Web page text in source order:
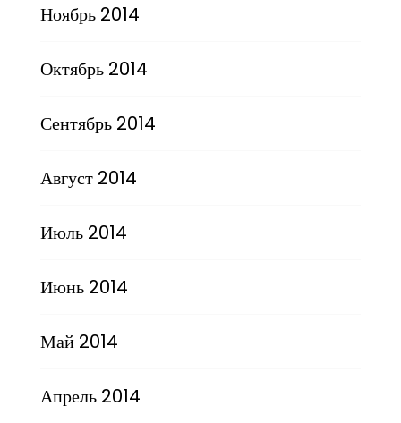
Ноябрь 2014
Октябрь 2014
Сентябрь 2014
Август 2014
Июль 2014
Июнь 2014
Май 2014
Апрель 2014